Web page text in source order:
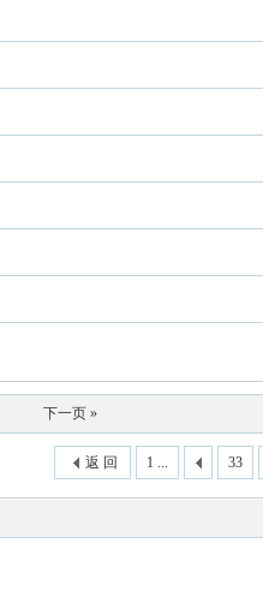
下一页 »
1 ... 33
返 回